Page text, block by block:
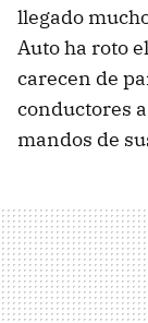
llegado
Auto ha roto
carecen de
conductores
mandos de